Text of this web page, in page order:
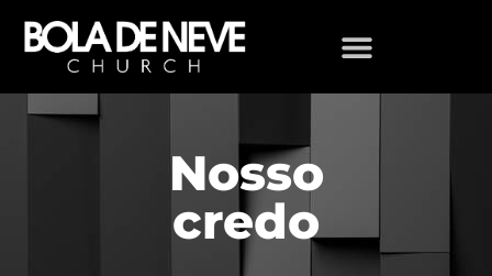
Nosso
credo